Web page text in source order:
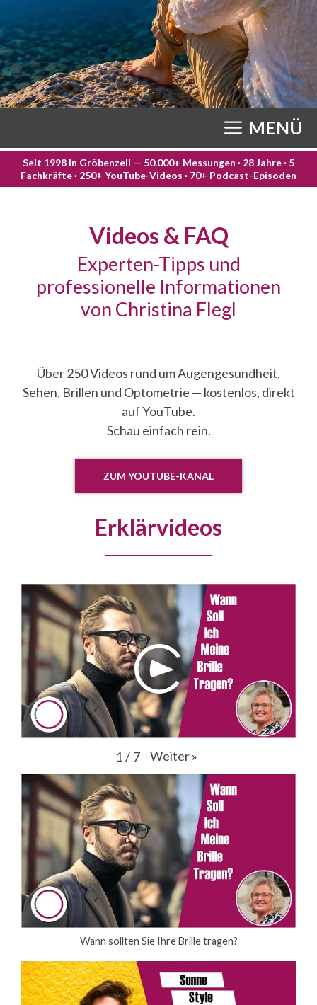
MENÜ
Seit 1998 in Gröbenzell — 50.000+ Messungen · 28 Jahre · 5
Fachkräfte · 250+ YouTube-Videos · 70+ Podcast-Episoden
Videos & FAQ
Experten-Tipps und
professionelle Informationen
von Christina Flegl
Über 250 Videos rund um Augengesundheit,
Sehen, Brillen und Optometrie — kostenlos, direkt
auf YouTube.
Schau einfach rein.
ZUM YOUTUBE-KANAL
Erklärvideos
1/ 7 Weiter»
Wann sollten Sie Ihre Brille tragen?